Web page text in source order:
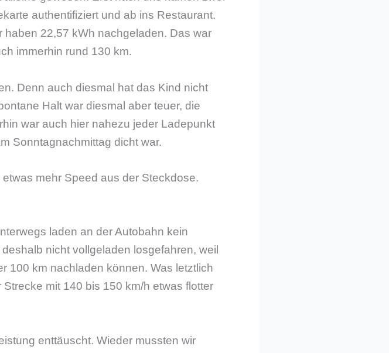
authentifiziert und ab ins Restaurant.
haben 22,57 kWh nachgeladen. Das war
immerhin rund 130 km.
Denn auch diesmal hat das Kind nicht
Halt war diesmal aber teuer, die
war auch hier nahezu jeder Ladepunkt
Sonntagnachmittag dicht war.
mehr Speed aus der Steckdose.
laden an der Autobahn kein
nicht vollgeladen losgefahren, weil
100 km nachladen können. Was letztlich
mit 140 bis 150 km/h etwas flotter
enttäuscht. Wieder mussten wir